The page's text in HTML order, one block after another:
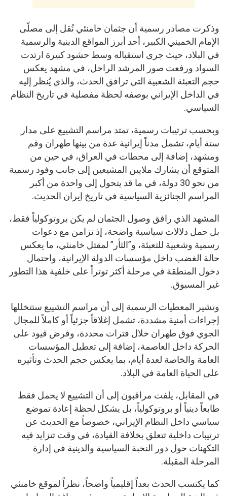
وذكرت مصادر رسمية أن جثمان خامنئي نُقل إلى مصلّى
الإمام الخميني الكبير، أحد أبرز المواقع الدينية والرسمية
في البلاد، حيث جرى استقباله وسط حشود كبيرة ارتدت
السواد ورفعت صور المرشد الراحل، في مشهد يعكس
حجم التعبئة الشعبية التي ترافق الحدث، والذي يُنظر إليه
في الداخل الإيراني بوصفه لحظة مفصلية في تاريخ النظام
السياسي.
وبحسب ترتيبات رسمية، تمتد مراسم التشييع على مدار
ستة أيام، تشمل مدناً إيرانية عدة من بينها طهران وقم
ومشهد، إضافة إلى محطات في العراق، في حين من
المتوقع أن يشارك ملايين المشيعين إلى جانب وفود رسمية
من نحو 30 دولة، في ما قد يتحول إلى واحدة من أكبر
المراسم الجنائزية السياسية في تاريخ إيران الحديث.
المشهد الذي رافق وصول الجثمان لم يكن بروتوكولياً فقط،
بل حمل دلالات سياسية واضحة، إذ تزامن مع دعوات
رسمية وشعبية للتعبئة، و”الثأر” لمقتل خامنئي، ما يعكس
حالة الغضب داخل مؤسسات الدولة الإيرانية، واحتمال
دخول المنطقة في مرحلة أكثر توتراً على خلفية هذا التطور
غير المسبوق.
وتشير المعطيات الرسمية إلى أن مراسم التشييع ستتخللها
إجراءات أمنية مشددة، تشمل إغلاقاً جزئياً أو كاملاً للمجال
الجوي فوق طهران خلال فترات محددة، وفرض قيود على
الحركة داخل العاصمة، إضافة إلى تعطيل المؤسسات
العامة والخاصة لعدة أيام، بما يعكس حجم الحدث وتأثيره
على الحياة العامة في البلاد.
في المقابل، يلفت مراقبون إلى أن التشييع لا يحمل فقط
طابعاً دينياً أو بروتوكولياً، بل يشكل لحظة إعادة تموضع
سياسي داخل النظام الإيراني، خصوصاً مع الحديث عن
ترتيبات داخلية تتعلق بخلافة القيادة، في وقت تتزايد فيه
التكهنات حول دور النخبة السياسية والدينية في إدارة
المرحلة المقبلة.
كما يكتسب الحدث بعداً إقليمياً واضحاً، نظراً لموقع خامنئي